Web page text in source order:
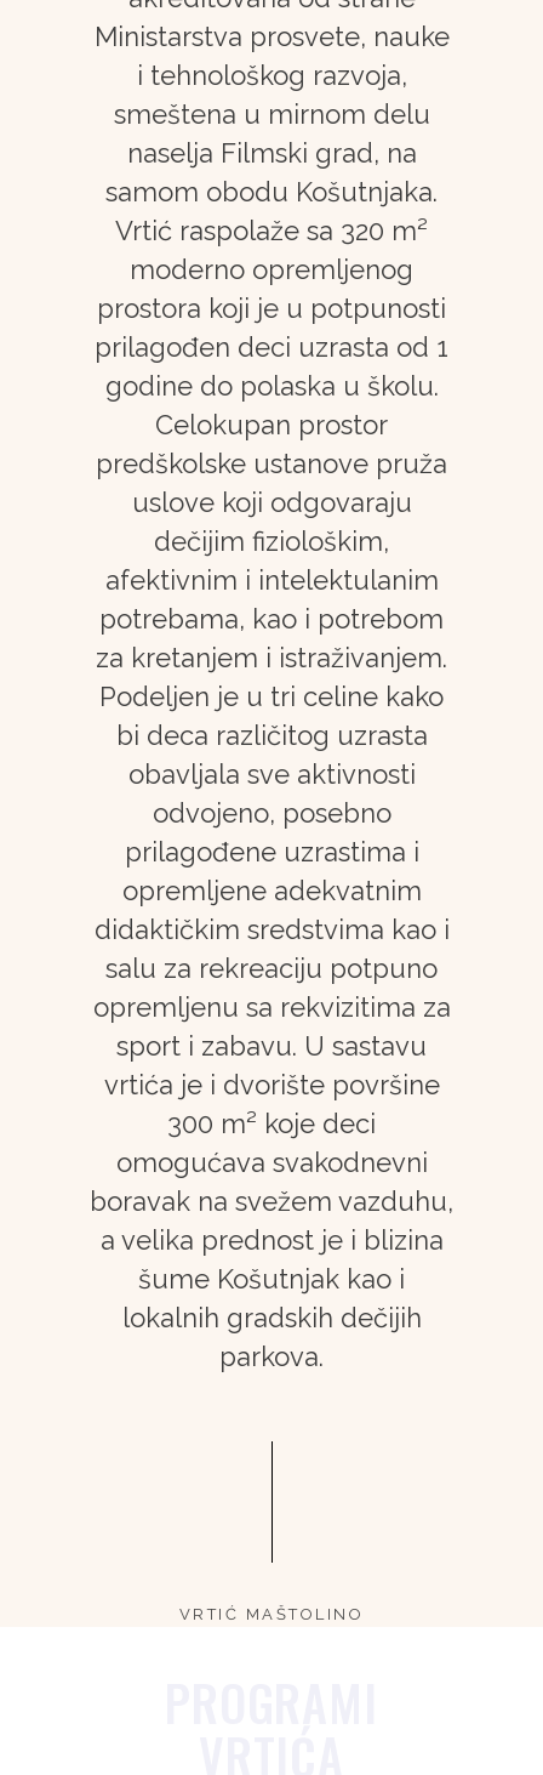
Ministarstva prosvete, nauke
i tehnološkog razvoja,
smeštena u mirnom delu
naselja Filmski grad, na
samom obodu Košutnjaka.
Vrtić raspolaže sa 320 m²
moderno opremljenog
prostora koji je u potpunosti
prilagođen deci uzrasta od 1
godine do polaska u školu.
Celokupan prostor
predškolske ustanove pruža
uslove koji odgovaraju
dečijim fiziološkim,
afektivnim i intelektulanim
potrebama, kao i potrebom
za kretanjem i istraživanjem.
Podeljen je u tri celine kako
bi deca različitog uzrasta
obavljala sve aktivnosti
odvojeno, posebno
prilagođene uzrastima i
opremljene adekvatnim
didaktičkim sredstvima kao i
salu za rekreaciju potpuno
opremljenu sa rekvizitima za
sport i zabavu. U sastavu
vrtića je i dvorište površine
300 m² koje deci
omogućava svakodnevni
boravak na svežem vazduhu,
a velika prednost je i blizina
šume Košutnjak kao i
lokalnih gradskih dečijih
parkova.
VRTIĆ MAŠTOLINO